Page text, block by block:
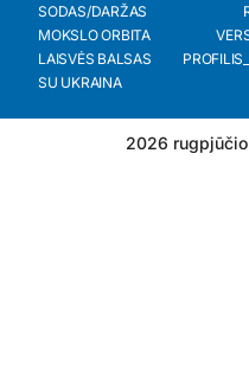
SODAS/DARŽAS
MOKSLO ORBITA
LAISVĖS BALSAS
SU UKRAINA
2026